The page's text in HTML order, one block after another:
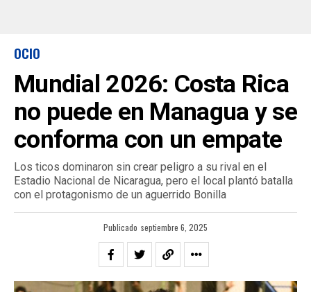
OCIO
Mundial 2026: Costa Rica
no puede en Managua y se
conforma con un empate
Los ticos dominaron sin crear peligro a su rival en el
Estadio Nacional de Nicaragua, pero el local plantó batalla
con el protagonismo de un aguerrido Bonilla
Publicado septiembre 6, 2025